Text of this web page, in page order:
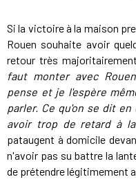
Si la victoire à la maison
Rouen souhaite avoir
retour très
faut monter avec Rouen
pense et je l'espère
parler. Ce qu'on se dit
avoir trop de retard à
pataugent à domicile
n'avoir pas su battre la
de prétendre légitimement